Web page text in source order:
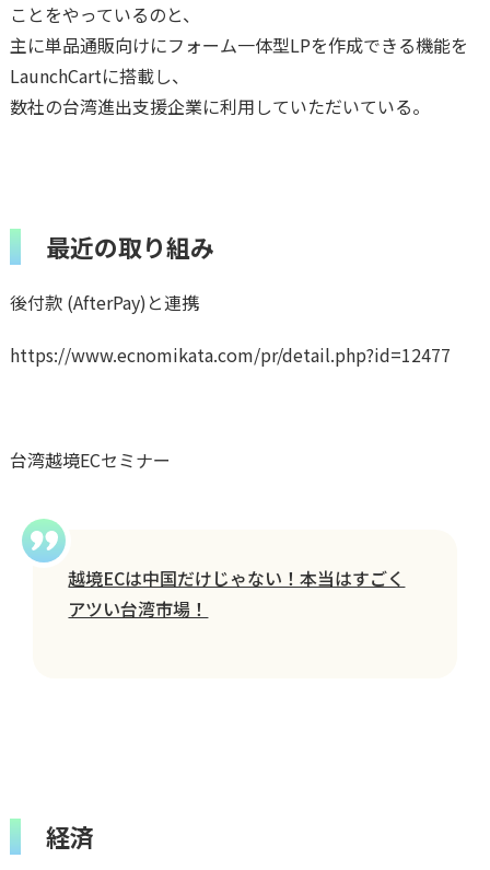
ことをやっているのと、
主に単品通販向けにフォーム一体型LPを作成できる機能を
LaunchCartに搭載し、
数社の台湾進出支援企業に利用していただいている。
最近の取り組み
後付款 (AfterPay)と連携
https://www.ecnomikata.com/pr/detail.php?id=12477
台湾越境ECセミナー
越境ECは中国だけじゃない！本当はすごく
アツい台湾市場！
経済